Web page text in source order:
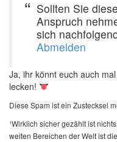
Sollten Sie
Anspruch
sich
Abmelden
Ja, ihr könnt euch auch
lecken!
Diese Spam ist ein Zustecksel
¹Wirklich sicher gezählt ist
weiten Bereichen der Welt ist